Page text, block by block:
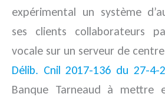
expérimental un système
ses clients collaborateurs
vocale sur un serveur de centre
Délib. Cnil 2017-136 du 27-4-
Banque Tarneaud à